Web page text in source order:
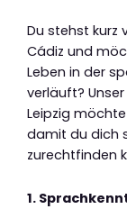
Du stehst kurz
Cádiz und
Leben in der
verläuft?
Leipzig
damit du dich
zurechtfinden
1.